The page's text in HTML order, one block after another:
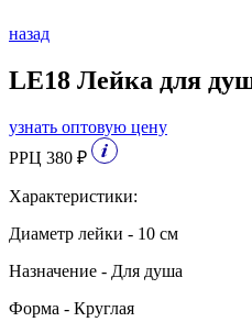
назад
LE18 Лейка для
узнать оптовую цену
РРЦ 380 ₽
Характеристики:
Диаметр лейки - 10 см
Назначение - Для душа
Форма - Круглая